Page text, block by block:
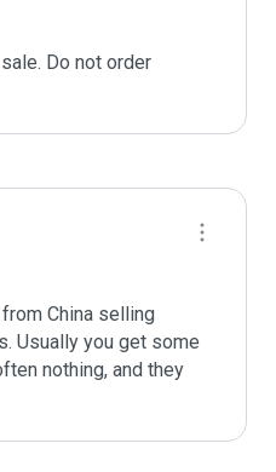
Do not order
China selling
Usually you get some
nothing, and they